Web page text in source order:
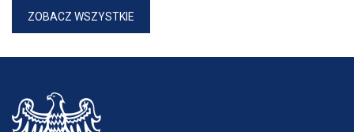
ZOBACZ WSZYSTKIE